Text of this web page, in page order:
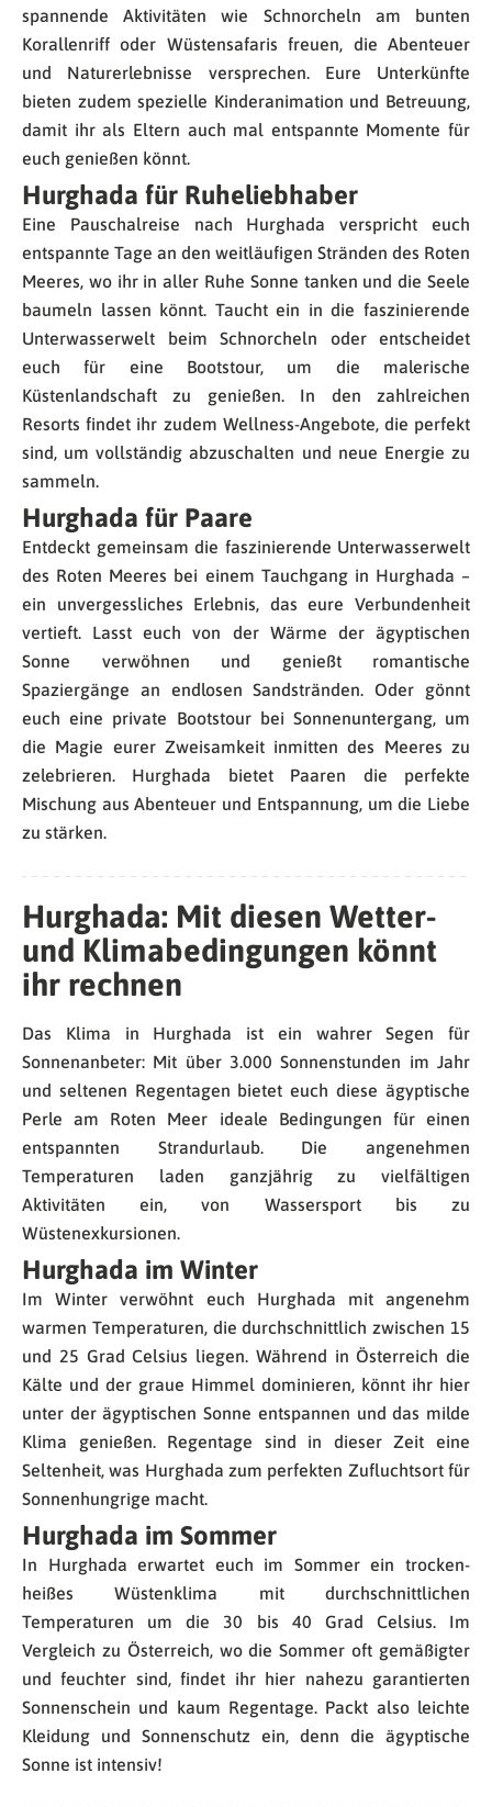
spannende Aktivitäten wie Schnorcheln am bunten
Korallenriff oder Wüstensafaris freuen, die Abenteuer
und Naturerlebnisse versprechen. Eure Unterkünfte
bieten zudem spezielle Kinderanimation und Betreuung,
damit ihr als Eltern auch mal entspannte Momente für
euch genießen könnt.
Hurghada für Ruheliebhaber
Eine Pauschalreise nach Hurghada verspricht euch
entspannte Tage an den weitläufigen Stränden des Roten
Meeres, wo ihr in aller Ruhe Sonne tanken und die Seele
baumeln lassen könnt. Taucht ein in die faszinierende
Unterwasserwelt beim Schnorcheln oder entscheidet
euch für eine Bootstour, um die malerische
Küstenlandschaft zu genießen. In den zahlreichen
Resorts findet ihr zudem Wellness-Angebote, die perfekt
sind, um vollständig abzuschalten und neue Energie zu
sammeln.
Hurghada für Paare
Entdeckt gemeinsam die faszinierende Unterwasserwelt
des Roten Meeres bei einem Tauchgang in Hurghada –
ein unvergessliches Erlebnis, das eure Verbundenheit
vertieft. Lasst euch von der Wärme der ägyptischen
Sonne verwöhnen und genießt romantische
Spaziergänge an endlosen Sandstränden. Oder gönnt
euch eine private Bootstour bei Sonnenuntergang, um
die Magie eurer Zweisamkeit inmitten des Meeres zu
zelebrieren. Hurghada bietet Paaren die perfekte
Mischung aus Abenteuer und Entspannung, um die Liebe
zu stärken.
Hurghada: Mit diesen Wetter-
und Klimabedingungen könnt
ihr rechnen
Das Klima in Hurghada ist ein wahrer Segen für
Sonnenanbeter: Mit über 3.000 Sonnenstunden im Jahr
und seltenen Regentagen bietet euch diese ägyptische
Perle am Roten Meer ideale Bedingungen für einen
entspannten Strandurlaub. Die angenehmen
Temperaturen laden ganzjährig zu vielfältigen
Aktivitäten ein, von Wassersport bis zu
Wüstenexkursionen.
Hurghada im Winter
Im Winter verwöhnt euch Hurghada mit angenehm
warmen Temperaturen, die durchschnittlich zwischen 15
und 25 Grad Celsius liegen. Während in Österreich die
Kälte und der graue Himmel dominieren, könnt ihr hier
unter der ägyptischen Sonne entspannen und das milde
Klima genießen. Regentage sind in dieser Zeit eine
Seltenheit, was Hurghada zum perfekten Zufluchtsort für
Sonnenhungrige macht.
Hurghada im Sommer
In Hurghada erwartet euch im Sommer ein trocken-
heißes Wüstenklima mit durchschnittlichen
Temperaturen um die 30 bis 40 Grad Celsius. Im
Vergleich zu Österreich, wo die Sommer oft gemäßigter
und feuchter sind, findet ihr hier nahezu garantierten
Sonnenschein und kaum Regentage. Packt also leichte
Kleidung und Sonnenschutz ein, denn die ägyptische
Sonne ist intensiv!